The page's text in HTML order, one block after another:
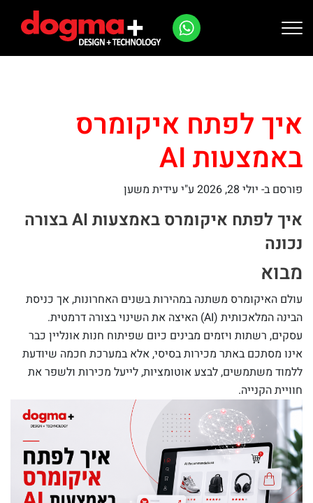
איך לפתח איקומרס
באמצעות AI
פורסם ב- יולי 28, 2026 ע"י עידית משען
איך לפתח איקומרס באמצעות AI בצורה
נכונה
מבוא
עולם האיקומרס משתנה במהירות בשנים האחרונות, אך כניסת
הבינה המלאכותית (AI) האיצה את השינוי בצורה דרמטית.
עסקים, רשתות ויזמים מבינים כיום שפיתוח חנות אונליין כבר
אינו מסתכם באתר מכירות בסיסי, אלא במערכת חכמה שיודעת
ללמוד משתמשים, לבצע אוטומציות, לייעל מכירות ולשפר את
חוויית הקנייה.